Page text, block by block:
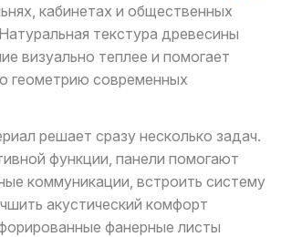
кабинетах и общественных
текстура древесины
визуально теплее и помогает
геометрию современных
решает сразу несколько задач.
функции, панели помогают
коммуникации, встроить систему
акустический комфорт
фанерные листы